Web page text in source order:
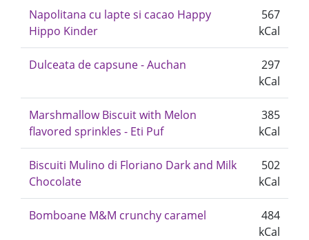
Napolitana cu lapte si cacao Happy
Hippo Kinder
567
kCal
Dulceata de capsune - Auchan
297
kCal
Marshmallow Biscuit with Melon
flavored sprinkles - Eti Puf
385
kCal
Biscuiti Mulino di Floriano Dark and Milk
Chocolate
502
kCal
Bomboane M&M crunchy caramel
484
kCal